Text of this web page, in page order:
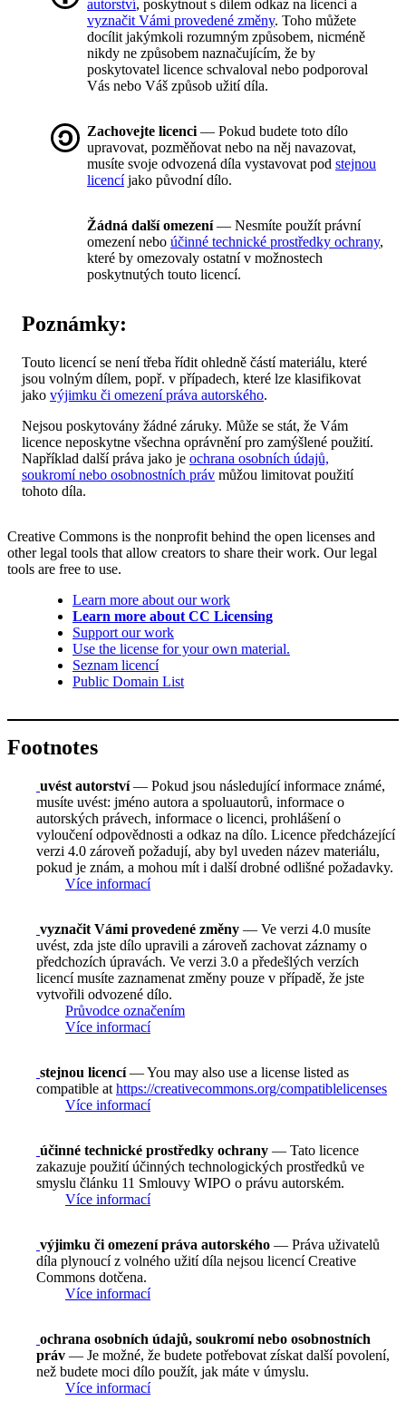
autorství, poskytnout s dílem odkaz na licenci a
vyznačit Vámi provedené změny. Toho můžete
docílit jakýmkoli rozumným způsobem, nicméně
nikdy ne způsobem naznačujícím, že by
poskytovatel licence schvaloval nebo podporoval
Vás nebo Váš způsob užití díla.
Zachovejte licenci — Pokud budete toto dílo
upravovat, pozměňovat nebo na něj navazovat,
musíte svoje odvozená díla vystavovat pod stejnou
licencíjako původní dílo.
Žádná další omezení— Nesmíte použít právní
omezení nebo účinné technické prostředky ochrany,
které by omezovaly ostatní v možnostech
poskytnutých touto licencí.
Poznámky:
Touto licencí se není třeba řídit ohledně částí materiálu, které
jsou volným dílem, popř. v případech, které lze klasifikovat
jako výjimku či omezení práva autorského.
Nejsou poskytovány žádné záruky. Může se stát, že Vám
licence neposkytne všechna oprávnění pro zamýšlené použití.
Například další práva jako je ochrana osobních údajů,
soukromí nebo osobnostních práv můžou limitovat použití
tohoto díla.
Creative Commons is the nonprofit behind the open licenses and
other legal tools that allow creators to share their work. Our legal
tools are free to use.
Learn more about our work
Learn more about CC Licensing
Support our work
Use the license for your own material.
Seznam licencí
Public Domain List
Footnotes
uvést autorství— Pokud jsou následující informace známé,
musíte uvést: jméno autora a spoluautorů, informace o
autorských právech, informace o licenci, prohlášení o
vyloučení odpovědnosti a odkaz na dílo. Licence předcházející
verzi 4.0 zároveň požadují, aby byl uveden název materiálu,
pokud je znám, a mohou mít i další drobné odlišné požadavky.
Více informací
vyznačit Vámi provedené změny — Ve verzi 4.0 musíte
uvést, zda jste dílo upravili a zároveň zachovat záznamy o
předchozích úpravách. Ve verzi 3.0 a předešlých verzích
licencí musíte zaznamenat změny pouze v případě, že jste
vytvořili odvozené dílo.
Průvodce označením
Více informací
stejnou licencí— You may also use a license listed as
compatible at https://creativecommons.org/compatiblelicenses
Více informací
účinné technické prostředky ochrany — Tato licence
zakazuje použití účinných technologických prostředků ve
smyslu článku 11 Smlouvy WIPO o právu autorském.
Více informací
výjimku či omezení práva autorského — Práva uživatelů
díla plynoucí z volného užití díla nejsou licencí Creative
Commons dotčena.
Více informací
ochrana osobních údajů, soukromí nebo osobnostních
práv — Je možné, že budete potřebovat získat další povolení,
než budete moci dílo použít, jak máte v úmyslu.
Více informací